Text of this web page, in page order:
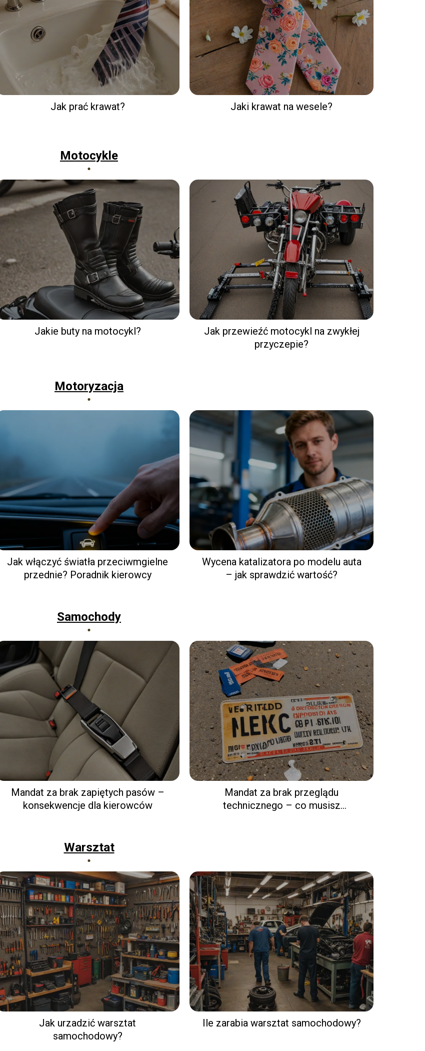
Jak prać krawat? Jaki krawat na wesele?
Motocykle
Jakie buty na motocykl?
Jak przewieźć motocykl na zwykłej
przyczepie?
Motoryzacja
Jak włączyć światła przeciwmgielne
przednie? Poradnik kierowcy
Wycena katalizatora po modelu auta
– jak sprawdzić wartość?
Samochody
Mandat za brak zapiętych pasów –
konsekwencje dla kierowców
Mandat za brak przeglądu
technicznego – co musisz
Warsztat
Jak urzadzić warsztat
samochodowy?
Ile zarabia warsztat samochodowy?